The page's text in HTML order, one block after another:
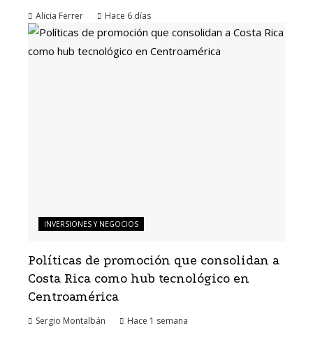
Alicia Ferrer Hace 6 días
INVERSIONES Y NEGOCIOS
Políticas de promoción que consolidan a
Costa Rica como hub tecnológico en
Centroamérica
Sergio Montalbán Hace 1 semana